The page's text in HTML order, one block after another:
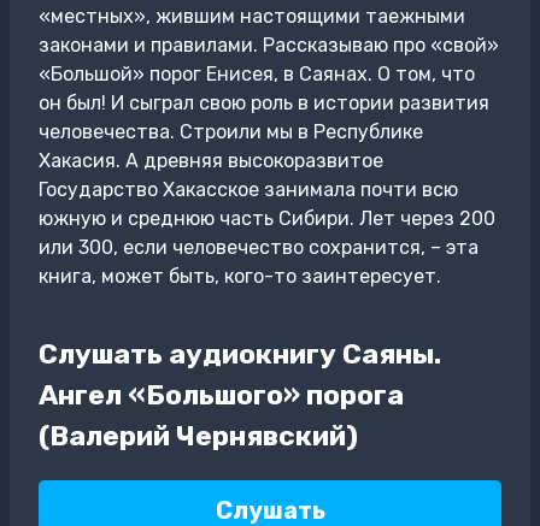
«местных», жившим настоящими таежными
законами и правилами. Рассказываю про «свой»
«Большой» порог Енисея, в Саянах. О том, что
он был! И сыграл свою роль в истории развития
человечества. Строили мы в Республике
Хакасия. А древняя высокоразвитое
Государство Хакасское занимала почти всю
южную и среднюю часть Сибири. Лет через 200
или 300, если человечество сохранится, – эта
книга, может быть, кого-то заинтересует.
Слушать аудиокнигу Саяны.
Ангел «Большого» порога
(Валерий Чернявский)
Слушать